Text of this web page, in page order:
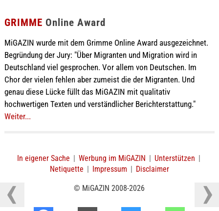
GRIMME Online Award
MiGAZIN wurde mit dem Grimme Online Award ausgezeichnet.
Begründung der Jury: "Über Migranten und Migration wird in
Deutschland viel gesprochen. Vor allem von Deutschen. Im
Chor der vielen fehlen aber zumeist die der Migranten. Und
genau diese Lücke füllt das MiGAZIN mit qualitativ
hochwertigen Texten und verständlicher Berichterstattung."
Weiter...
In eigener Sache | Werbung im MiGAZIN | Unterstützen |
Netiquette | Impressum | Disclaimer
© MiGAZIN 2008-2026